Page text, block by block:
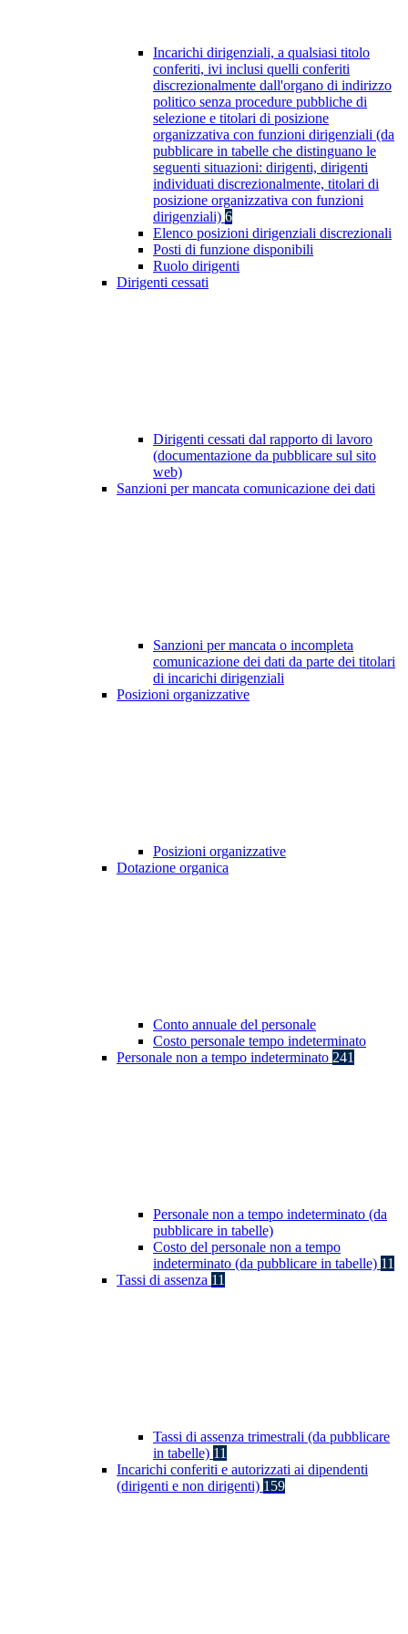
Incarichi dirigenziali, a qualsiasi titolo
conferiti, ivi inclusi quelli conferiti
discrezionalmente dall'organo di indirizzo
politico senza procedure pubbliche di
selezione e titolari di posizione
organizzativa con funzioni dirigenziali (da
pubblicare in tabelle che distinguano le
seguenti situazioni: dirigenti, dirigenti
individuati discrezionalmente, titolari di
posizione organizzativa con funzioni
dirigenziali) 6
Elenco posizioni dirigenziali discrezionali
Posti di funzione disponibili
Ruolo dirigenti
Dirigenti cessati
Dirigenti cessati dal rapporto di lavoro
(documentazione da pubblicare sul sito
web)
Sanzioni per mancata comunicazione dei dati
Sanzioni per mancata o incompleta
comunicazione dei dati da parte dei titolari
di incarichi dirigenziali
Posizioni organizzative
Posizioni organizzative
Dotazione organica
Conto annuale del personale
Costo personale tempo indeterminato
Personale non a tempo indeterminato 241
Personale non a tempo indeterminato (da
pubblicare in tabelle)
Costo del personale non a tempo
indeterminato (da pubblicare in tabelle) 11
Tassi di assenza 11
Tassi di assenza trimestrali (da pubblicare
in tabelle) 11
Incarichi conferiti e autorizzati ai dipendenti
(dirigenti e non dirigenti) 159